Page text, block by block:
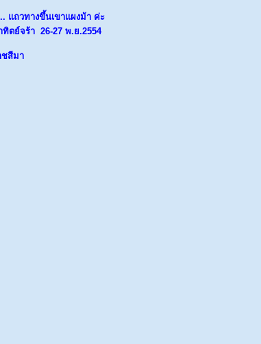
แถวทางขึ้นเขาแผงม้า ค่ะ
ทิตย์จร้า 26-27 พ.ย.2554
ชสีมา